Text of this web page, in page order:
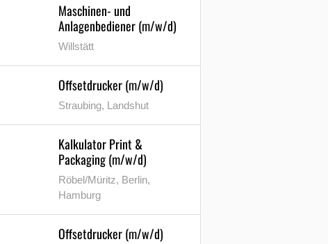
Maschinen- und
Anlagenbediener (m/w/d)
Willstätt
Offsetdrucker (m/w/d)
Straubing, Landshut
Kalkulator Print &
Packaging (m/w/d)
Röbel/Müritz, Berlin,
Hamburg
Offsetdrucker (m/w/d)